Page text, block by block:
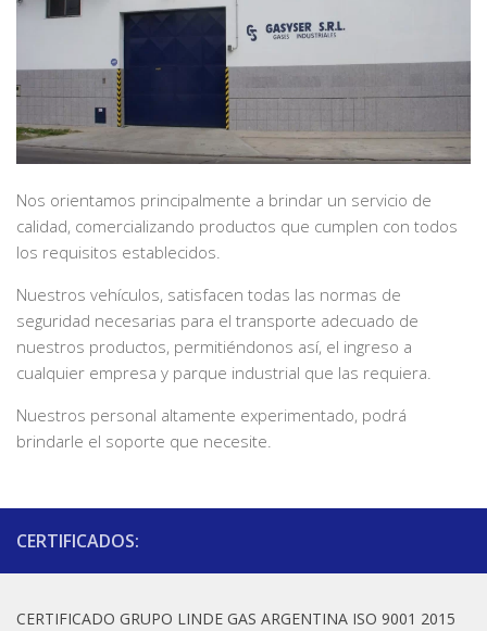
Nos orientamos principalmente a brindar un servicio de
calidad, comercializando productos que cumplen con todos
los requisitos establecidos.
Nuestros vehículos, satisfacen todas las normas de
seguridad necesarias para el transporte adecuado de
nuestros productos, permitiéndonos así, el ingreso a
cualquier empresa y parque industrial que las requiera.
Nuestros personal altamente experimentado, podrá
brindarle el soporte que necesite.
CERTIFICADOS:
CERTIFICADO GRUPO LINDE GAS ARGENTINA ISO 9001 2015